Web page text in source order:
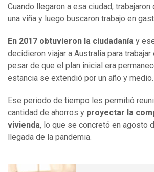
Cuando llegaron a esa ciudad,
una viña y luego buscaron trabajo en
En 2017 obtuvieron la ciudadanía y
decidieron viajar a Australia para trabajar
pesar de que el plan inicial era
estancia se extendió por un año y medio.
Ese periodo de tiempo les permitió
cantidad de ahorros y proyectar la
vivienda, lo que se concretó en agosto
llegada de la pandemia.